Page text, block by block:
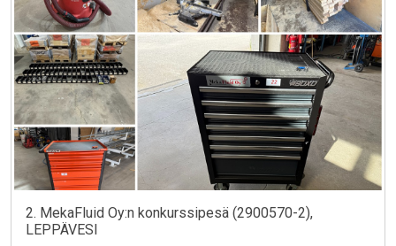
2. MekaFluid Oy:n konkurssipesä (2900570-2),
LEPPÄVESI